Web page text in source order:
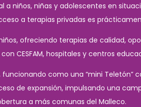
niños, niñas y adolescentes en
a terapias privadas es
ofreciendo terapias de calidad,
CESFAM, hospitales y centros
como una “mini Teletón”
de expansión, impulsando una
a más comunas del Malleco.